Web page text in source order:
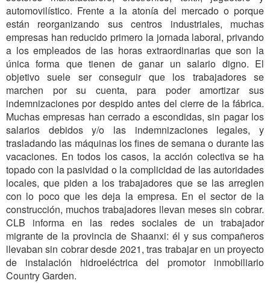
automovilístico. Frente a la atonía del mercado o porque
están reorganizando sus centros industriales, muchas
empresas han reducido primero la jornada laboral, privando
a los empleados de las horas extraordinarias que son la
única forma que tienen de ganar un salario digno. El
objetivo suele ser conseguir que los trabajadores se
marchen por su cuenta, para poder amortizar sus
indemnizaciones por despido antes del cierre de la fábrica.
Muchas empresas han cerrado a escondidas, sin pagar los
salarios debidos y/o las indemnizaciones legales, y
trasladando las máquinas los fines de semana o durante las
vacaciones. En todos los casos, la acción colectiva se ha
topado con la pasividad o la complicidad de las autoridades
locales, que piden a los trabajadores que se las arreglen
con lo poco que les deja la empresa. En el sector de la
construcción, muchos trabajadores llevan meses sin cobrar.
CLB informa en las redes sociales de un trabajador
migrante de la provincia de Shaanxi: él y sus compañeros
llevaban sin cobrar desde 2021, tras trabajar en un proyecto
de instalación hidroeléctrica del promotor inmobiliario
Country Garden.